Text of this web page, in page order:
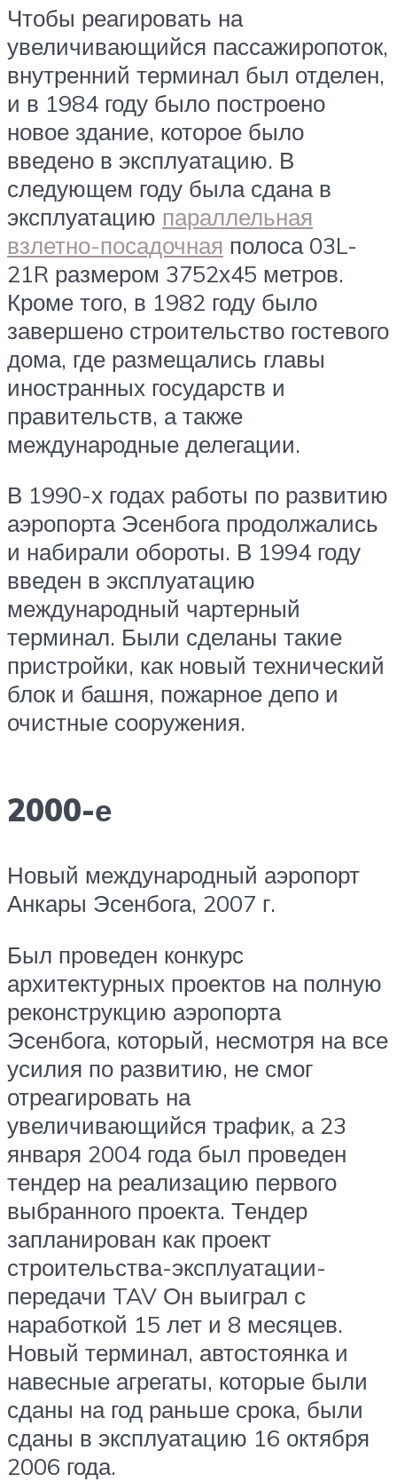
Чтобы реагировать на
увеличивающийся пассажиропоток,
внутренний терминал был отделен,
и в 1984 году было построено
новое здание, которое было
введено в эксплуатацию. В
следующем году была сдана в
эксплуатацию параллельная
взлетно-посадочная полоса 03L-
21R размером 3752х45 метров.
Кроме того, в 1982 году было
завершено строительство гостевого
дома, где размещались главы
иностранных государств и
правительств, а также
международные делегации.
В 1990-х годах работы по развитию
аэропорта Эсенбога продолжались
и набирали обороты. В 1994 году
введен в эксплуатацию
международный чартерный
терминал. Были сделаны такие
пристройки, как новый технический
блок и башня, пожарное депо и
очистные сооружения.
2000-е
Новый международный аэропорт
Анкары Эсенбога, 2007 г.
Был проведен конкурс
архитектурных проектов на полную
реконструкцию аэропорта
Эсенбога, который, несмотря на все
усилия по развитию, не смог
отреагировать на
увеличивающийся трафик, а 23
января 2004 года был проведен
тендер на реализацию первого
выбранного проекта. Тендер
запланирован как проект
строительства-эксплуатации-
передачи TAV Он выиграл с
наработкой 15 лет и 8 месяцев.
Новый терминал, автостоянка и
навесные агрегаты, которые были
сданы на год раньше срока, были
сданы в эксплуатацию 16 октября
2006 года.